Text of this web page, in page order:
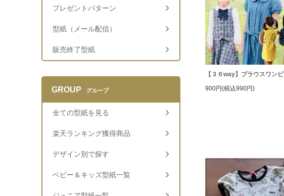
【３６way】ブラウスワンピ
900円(税込990円)
プレゼントパターン
型紙（メール配信）
販売終了型紙
GROUP グループ
全ての型紙を見る
楽天ランキング獲得商品
デザイン別で探す
ベビー＆キッズ型紙一覧